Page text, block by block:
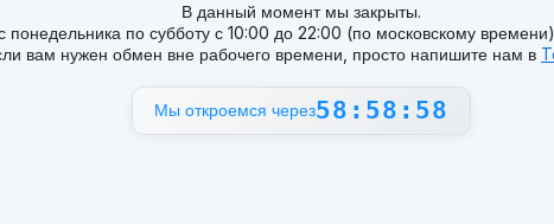
В данный момент мы закрыты.
по субботу с 10:00 до 22:00 (по московскому
вам нужен обмен вне рабочего времени, просто напишите нам в
Мы откроемся через58:58:58